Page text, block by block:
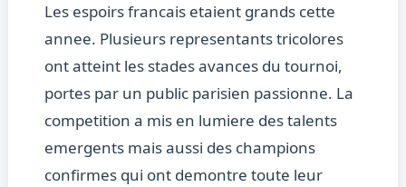
Les espoirs francais etaient grands cette
annee. Plusieurs representants tricolores
ont atteint les stades avances du tournoi,
portes par un public parisien passionne. La
competition a mis en lumiere des talents
emergents mais aussi des champions
confirmes qui ont demontre toute leur